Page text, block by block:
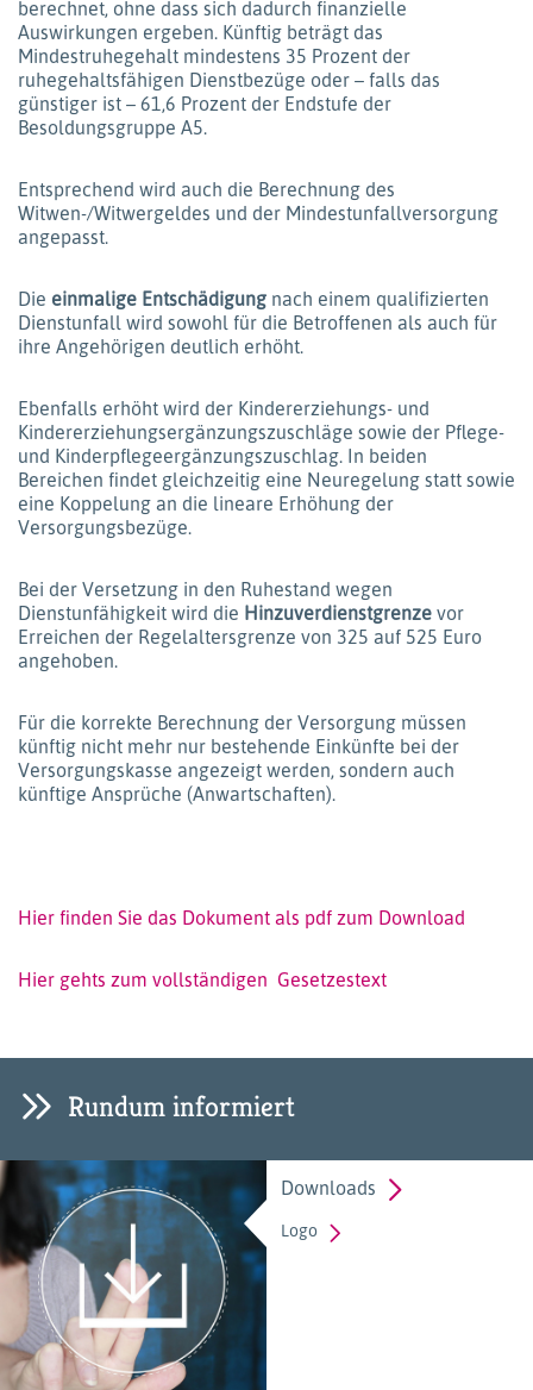
berechnet, ohne dass sich dadurch finanzielle
Auswirkungen ergeben. Künftig beträgt das
Mindestruhegehalt mindestens 35 Prozent der
ruhegehaltsfähigen Dienstbezüge oder – falls das
günstiger ist – 61,6 Prozent der Endstufe der
Besoldungsgruppe A5.
Entsprechend wird auch die Berechnung des
Witwen-/Witwergeldes und der Mindestunfallversorgung
angepasst.
Die einmalige Entschädigung nach einem qualifizierten
Dienstunfall wird sowohl für die Betroffenen als auch für
ihre Angehörigen deutlich erhöht.
Ebenfalls erhöht wird der Kindererziehungs- und
Kindererziehungsergänzungszuschläge sowie der Pflege-
und Kinderpflegeergänzungszuschlag. In beiden
Bereichen findet gleichzeitig eine Neuregelung statt sowie
eine Koppelung an die lineare Erhöhung der
Versorgungsbezüge.
Bei der Versetzung in den Ruhestand wegen
Dienstunfähigkeit wird die Hinzuverdienstgrenze vor
Erreichen der Regelaltersgrenze von 325 auf 525 Euro
angehoben.
Für die korrekte Berechnung der Versorgung müssen
künftig nicht mehr nur bestehende Einkünfte bei der
Versorgungskasse angezeigt werden, sondern auch
künftige Ansprüche (Anwartschaften).
Hier finden Sie das Dokument als pdf zum Download
Hier gehts zum vollständigen Gesetzestext
Rundum informiert
Downloads
Logo